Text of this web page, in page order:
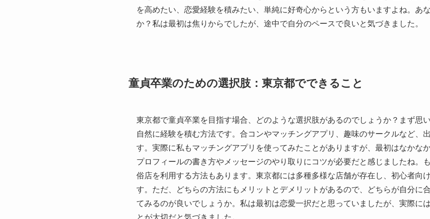
を高めたい、恋愛経験を積みたい、単純に好奇心からという方もいますよね。あ
か？私は最初は焦りからでしたが、途中で自分のペースで良いと気づきました。
童貞卒業のための選択肢：東京都でできること
東京都で童貞卒業を目指す場合、どのような選択肢があるのでしょうか？まず思
自然に経験を積む方法です。合コンやマッチングアプリ、趣味のサークルなど、
す。実際に私もマッチングアプリを使ってみたことがありますが、最初はなかな
プロフィールの書き方やメッセージのやり取りにコツが必要だと感じましたね。
俗店を利用する方法もあります。東京都には多種多様な店舗が存在し、初心者向
す。ただ、どちらの方法にもメリットとデメリットがあるので、どちらが自分に
てみるのが良いでしょうか。私は最初は恋愛一択だと思っていましたが、実際に
とが大切だと気づきました。